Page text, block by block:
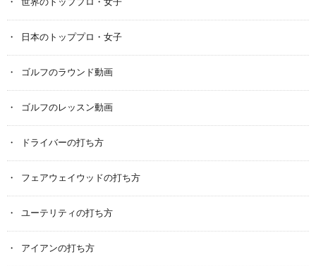
世界のトッププロ・女子
日本のトッププロ・女子
ゴルフのラウンド動画
ゴルフのレッスン動画
ドライバーの打ち方
フェアウェイウッドの打ち方
ユーテリティの打ち方
アイアンの打ち方